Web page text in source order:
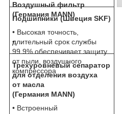
Воздушный фильтр
(Германия MANN)
•
99.9% обеспечивает защиту
от пыли, воздушного
компрессора
Подшипники (Швеция SKF)
• Высокая точность,
длительный срок службы
Трехуровневый сепаратор
для отделения воздуха
от масла
(Германия MANN)
• Встроенный